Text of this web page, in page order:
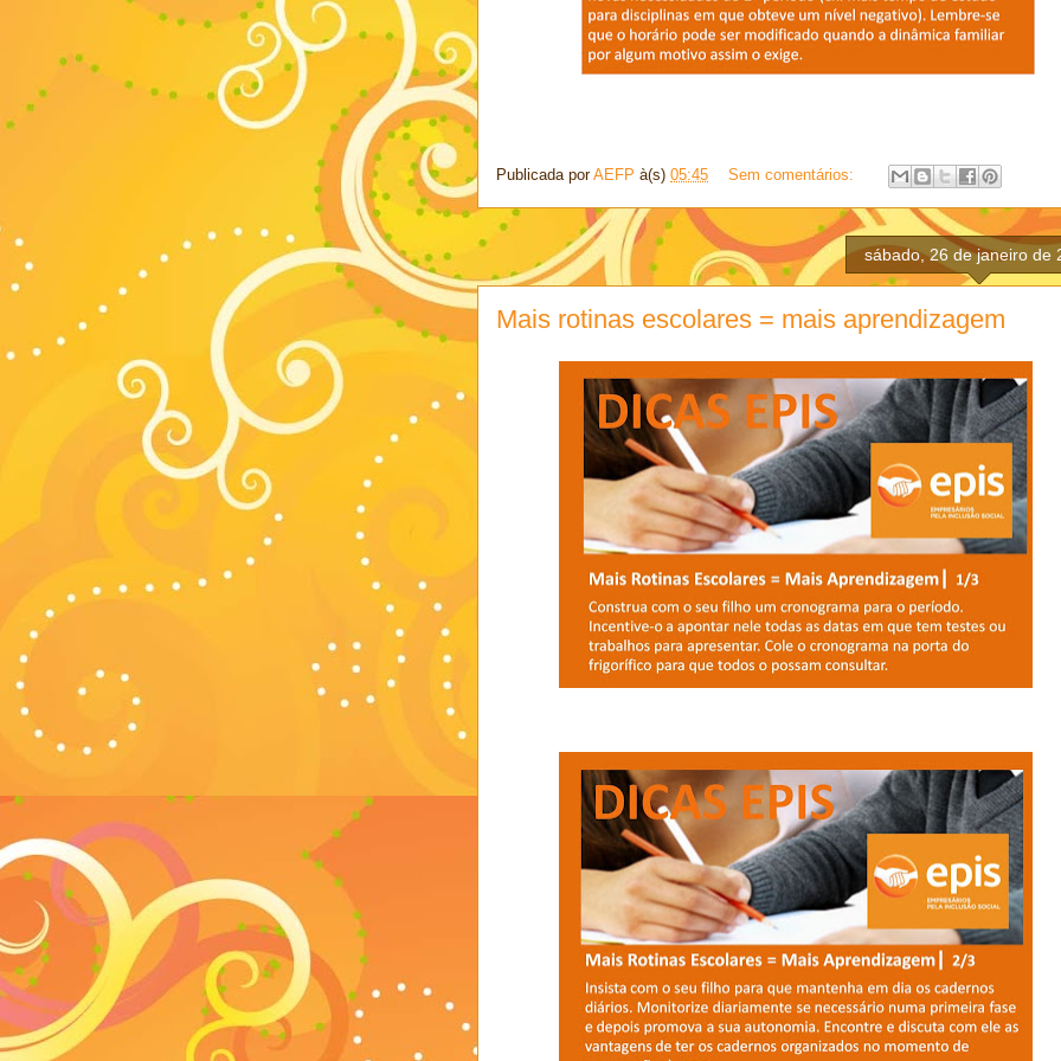
Publicada porAEFP à(s) 05:45 Sem comentários:
sábado, 26 de janeiro de
Mais rotinas escolares = mais aprendizagem